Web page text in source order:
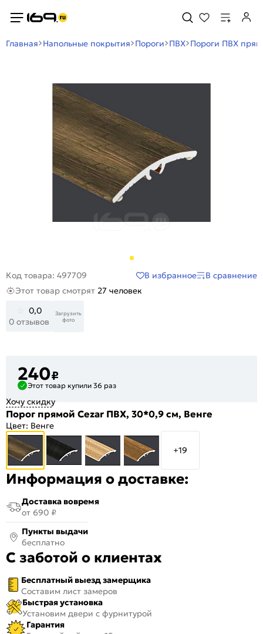
Главная Напольные покрытия Пороги ПВХ Пороги ПВХ
Код товара: 497709 В избранное
В сравнение
Этот товар смотрят 27 человек
0,0
0 отзывов
Загрузить
фото
240₽
Этот товар купили 36 раз
Хочу скидку
Порог прямой Cezar ПВХ, 30*0,9 см, Венге
Цвет: Венге
+19
Информация о доставке:
Доставка вовремя
от 690 ₽
Пункты выдачи
бесплатно
С заботой о клиентах
Бесплатный выезд замерщика
Составим лист замеров
Быстрая установка
Установим двери с фурнитурой
Гарантия